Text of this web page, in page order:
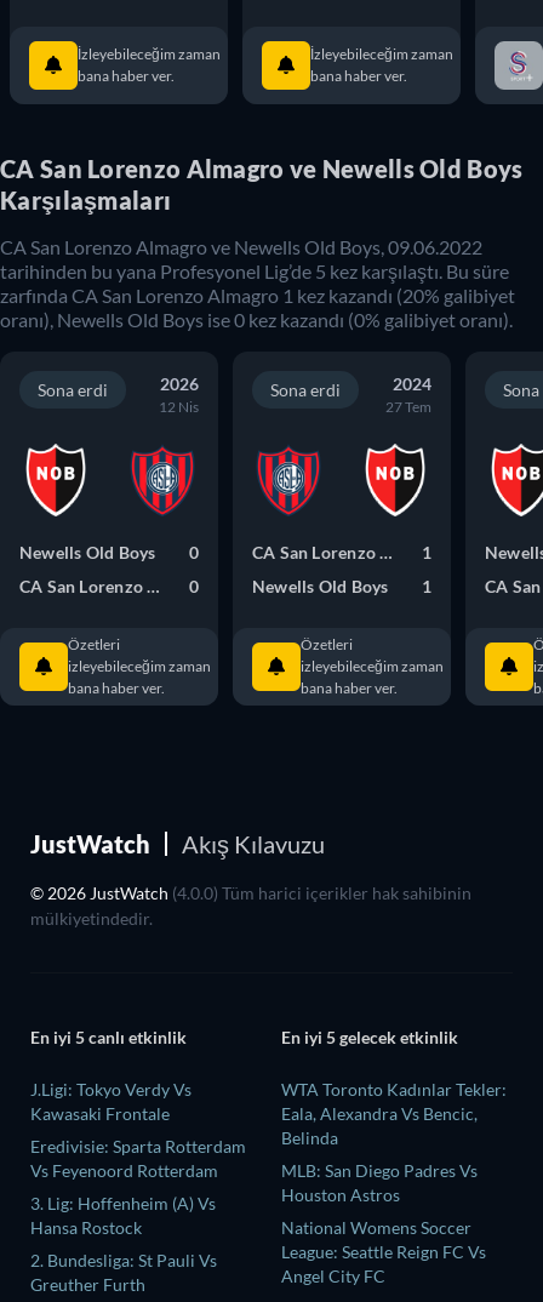
İzleyebileceğim zaman
bana haber ver.
İzleyebileceğim zaman
bana haber ver.
CA San Lorenzo Almagro ve Newells Old Boys
Karşılaşmaları
CA San Lorenzo Almagrove Newells Old Boys 09.06.2022
tarihinden bu yana Profesyonel Lig’de 5 kez karşılaştı. Bu süre
zarfında CA San Lorenzo Almagro 1 kez kazandı (20% galibiyet
oranı), Newells Old Boys ise0 kez kazandı (0% galibiyet oranı).
Sona erdi 2026
12 Nis
Newells Old Boys
0
CA San Lorenzo Almagro
0
Özetleri
izleyebileceğim zaman
bana haber ver.
Sona erdi 2024
27 Tem
CA San Lorenzo Almagro
1
Newells Old Boys
1
Özetleri
izleyebileceğim zaman
bana haber ver.
JustWatch Akış Kılavuzu
© 2026 JustWatch (4.0.0) Tüm harici içerikler hak sahibinin
mülkiyetindedir.
En iyi 5 canlı etkinlik
J.Ligi: Tokyo Verdy Vs
Kawasaki Frontale
Eredivisie: Sparta Rotterdam
Vs Feyenoord Rotterdam
3. Lig: Hoffenheim (A) Vs
Hansa Rostock
2. Bundesliga: St Pauli Vs
Greuther Furth
En iyi 5 gelecek etkinlik
WTA Toronto Kadınlar Tekler:
Eala, Alexandra Vs Bencic,
Belinda
MLB: San Diego Padres Vs
Houston Astros
National Womens Soccer
League: Seattle Reign FC Vs
Angel City FC